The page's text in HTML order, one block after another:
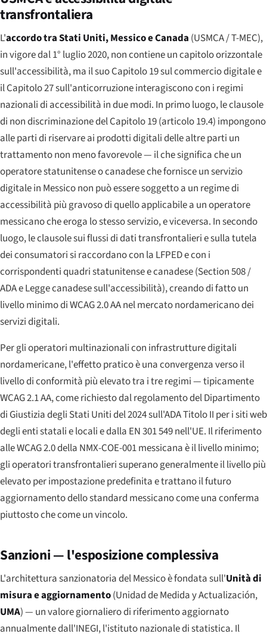
transfrontaliera
L'accordo tra Stati Uniti, Messico e Canada (USMCA / T-MEC),
in vigore dal 1° luglio 2020, non contiene un capitolo orizzontale
sull'accessibilità, ma il suo Capitolo 19 sul commercio digitale e
il Capitolo 27 sull'anticorruzione interagiscono con i regimi
nazionali di accessibilità in due modi. In primo luogo, le clausole
di non discriminazione del Capitolo 19 (articolo 19.4) impongono
alle parti di riservare ai prodotti digitali delle altre parti un
trattamento non meno favorevole — il che significa che un
operatore statunitense o canadese che fornisce un servizio
digitale in Messico non può essere soggetto a un regime di
accessibilità più gravoso di quello applicabile a un operatore
messicano che eroga lo stesso servizio, e viceversa. In secondo
luogo, le clausole sui flussi di dati transfrontalieri e sulla tutela
dei consumatori si raccordano con la LFPED e con i
corrispondenti quadri statunitense e canadese (Section 508 /
ADA e Legge canadese sull'accessibilità), creando di fatto un
livello minimo di WCAG 2.0 AA nel mercato nordamericano dei
servizi digitali.
Per gli operatori multinazionali con infrastrutture digitali
nordamericane, l'effetto pratico è una convergenza verso il
livello di conformità più elevato tra i tre regimi — tipicamente
WCAG 2.1 AA, come richiesto dal regolamento del Dipartimento
di Giustizia degli Stati Uniti del 2024 sull'ADA Titolo II per i siti web
degli enti statali e locali e dalla EN 301 549 nell'UE. Il riferimento
alle WCAG 2.0 della NMX-COE-001 messicana è il livello minimo;
gli operatori transfrontalieri superano generalmente il livello più
elevato per impostazione predefinita e trattano il futuro
aggiornamento dello standard messicano come una conferma
piuttosto che come un vincolo.
Sanzioni — l'esposizione complessiva
L'architettura sanzionatoria del Messico è fondata sull'Unità di
misura e aggiornamento(Unidad de Medida y Actualización,
UMA) — un valore giornaliero di riferimento aggiornato
annualmente dall'INEGI, l'istituto nazionale di statistica. Il